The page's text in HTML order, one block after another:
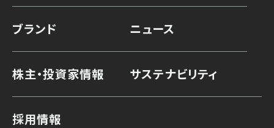
ブランド ニュース
株主・投資家情報 サステナビリティ
採用情報